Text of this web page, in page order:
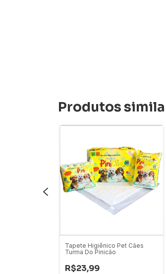
Produtos
Tapete Higiênico Pet Cães
Turma Do Pinicão
R$23,99